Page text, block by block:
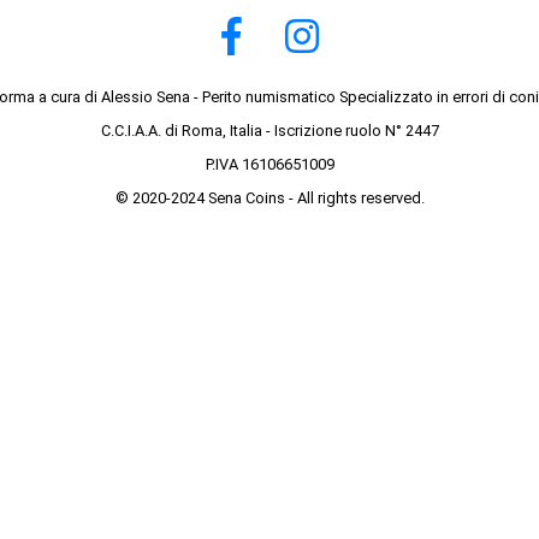
a cura di Alessio Sena - Perito numismatico Specializzato in errori di
C.C.I.A.A. di Roma, Italia - Iscrizione ruolo N° 2447
P.IVA 16106651009
© 2020-2024 Sena Coins - All rights reserved.